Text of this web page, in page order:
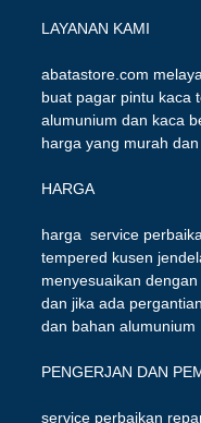
LAYANAN KAMI
abatastore.com
buat pagar pintu kaca
alumunium dan kaca
harga yang murah
HARGA
harga service
tempered kusen
menyesuaikan
dan jika ada
dan bahan alumunium
PENGERJAN DAN
service perbaikan